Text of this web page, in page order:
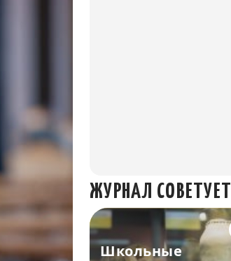
ЖУРНАЛ СОВЕТУЕТ
Школьные